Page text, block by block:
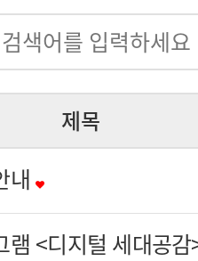
제목
내
램 <디지털 세대공